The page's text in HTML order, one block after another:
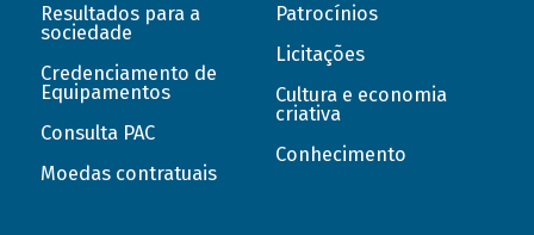
Resultados para a
sociedade
Credenciamento de
Equipamentos
Consulta PAC
Moedas contratuais
Patrocínios
Licitações
Cultura e economia
criativa
Conhecimento